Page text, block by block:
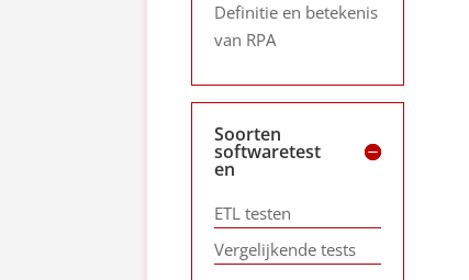
Definitie en betekenis
van RPA
Soorten
softwaretest
en
ETL testen
Vergelijkende tests